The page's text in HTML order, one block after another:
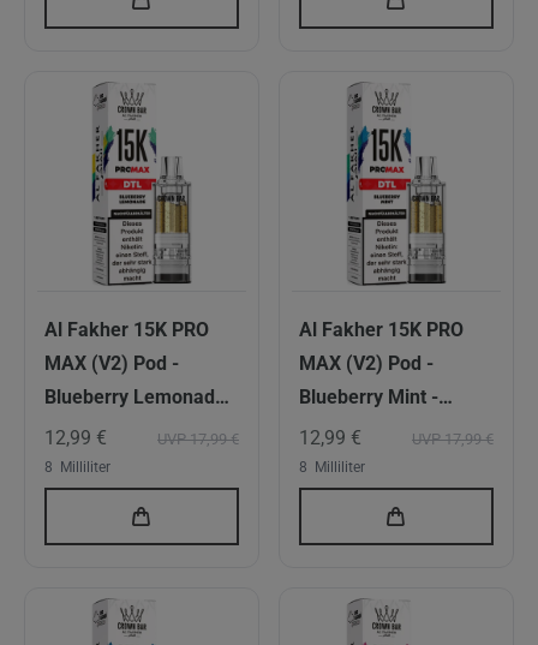
Al Fakher 15K PRO
MAX (V2) Pod -
Blueberry Lemonade -
6mg/ml Nikotingehalt
- DTL
UVP 17,99 €
12,99 €
8 Milliliter
Al Fakher 15K PRO
MAX (V2) Pod -
Blueberry Mint -
6mg/ml Nikotingehalt
- DTL
UVP 17,99 €
12,99 €
8 Milliliter